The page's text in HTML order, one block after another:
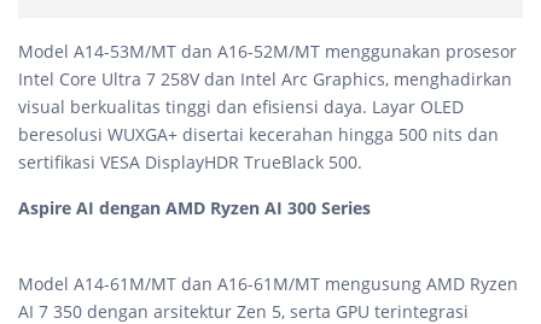
Model A14-53M/MT dan A16-52M/MT menggunakan prosesor
Intel Core Ultra 7 258V dan Intel Arc Graphics, menghadirkan
visual berkualitas tinggi dan efisiensi daya. Layar OLED
beresolusi WUXGA+ disertai kecerahan hingga 500 nits dan
sertifikasi VESA DisplayHDR TrueBlack 500.
Aspire AI dengan AMD Ryzen AI 300 Series
Model A14-61M/MT dan A16-61M/MT mengusung AMD Ryzen
AI 7 350 dengan arsitektur Zen 5, serta GPU terintegrasi